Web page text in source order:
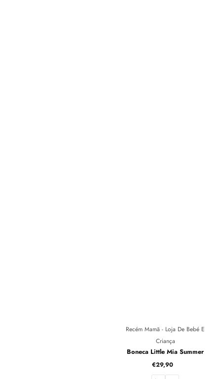
Recém Mamã - Loja De Bebé E
Criança
Boneca Little Mia Summer
Preço
normal
€29,90